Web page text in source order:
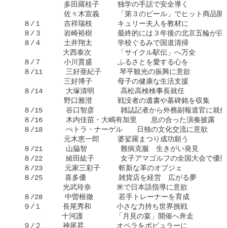
     　　　　多田羅桂子　　 独学の手話で安全導く
　　　　佐々木宣義　　 「第３のビール」でヒット商品開
  ８/１　　  吉祥瑞枝　 　　キュリー夫人を教材に
８/３  　　岩崎裕樹　 　　最終的には３年後の北京五輪が目
  ８/４　  　土井翔太　 　　学校ぐるみで国道清掃
   　　　　　大西泰次　  　 「サイクル駅伝」へ万全
  ８/７　  　小川貫盛　 　　ふるさとを愛する心を
  ８/11    　三好亜紀子　　 琴平観光の振興に意欲
     　　　　三好博子　 　　母子の健康な生活支援
  ８/14    　大塚清明　 　  高松高検検事長就任
     　　　　野口雅澄　 　　戦没者の遺書や墓碑銘を収集
  ８/15    　谷口智彦　  　 雑誌記者から外務副報道官に就任
  ８/16    　木内佳苗・大嶋有加里　　息の合った演奏披露
  ８/18    　ぺトラ・ナーゲル　　日独の文化交流に意欲
     　　　　元木恵一郎　　 婆娑羅まつり成功願う
  ８/21    　山脇智　   　　難病克服　生きがい発見
  ８/22    　綾田紘子　  　 女子アマゴルフの全国大会で優勝
  ８/23  　　元家三彩子 　　斬新な革のオブジェ
  ８/25  　　喜多優　 　　　雑貨店を経営　広がる夢
   　　　　　光武玲奈　 　　米で日本語指導に意欲
  ８/28  　　中曽根徹　　 　若手トレーナーを育成
  ９/１　　　長尾秀和　　　 小さな力持ち世界挑戦
十河護　　 　　「月見の宴」開催へ奔走
  ９/２　　　神尾昇　　 　　オペラをポピュラーに